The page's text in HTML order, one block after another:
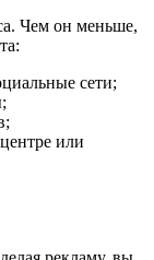
Чем он меньше,
сети;
или